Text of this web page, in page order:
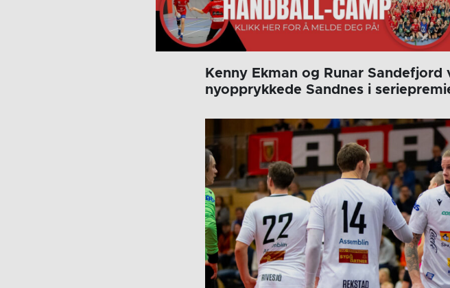
Kenny Ekman og Runar
nyopprykkede Sandnes i